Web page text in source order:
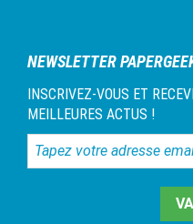
NEWSLETTER
INSCRIVEZ-VOUS ET
MEILLEURES ACTUS !
Tapez
votre